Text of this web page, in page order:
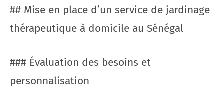
## Mise en place d’un service de jardinage
thérapeutique à domicile au Sénégal
### Évaluation des besoins et
personnalisation